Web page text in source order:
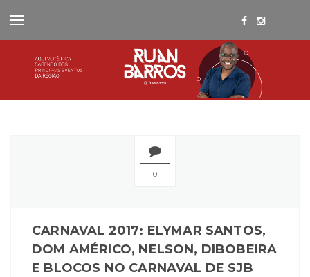
0
CARNAVAL 2017: ELYMAR SANTOS,
DOM AMÉRICO, NELSON, DIBOBEIRA
E BLOCOS NO CARNAVAL DE SJB